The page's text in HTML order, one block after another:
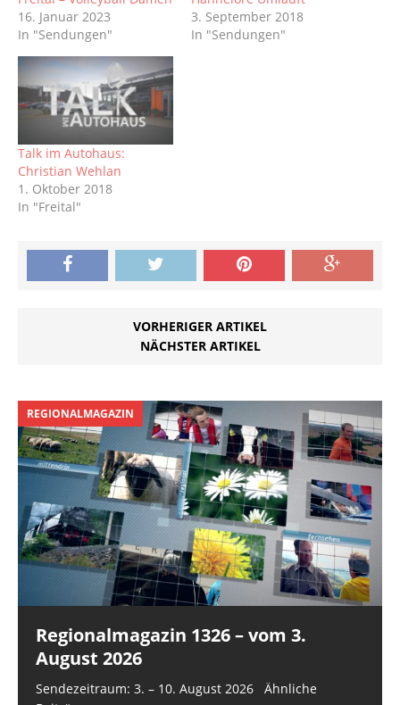
16. Januar 2023
In "Sendungen"
3. September 2018
In "Sendungen"
Talk im Autohaus:
Christian Wehlan
1. Oktober 2018
In "Freital"
VORHERIGER ARTIKEL
NÄCHSTER ARTIKEL
REGIONALMAGAZIN
Regionalmagazin 1326 – vom 3.
August 2026
Sendezeitraum: 3. – 10. August 2026 Ähnliche